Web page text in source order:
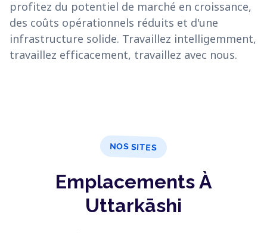
profitez du potentiel de marché en croissance,
des coûts opérationnels réduits et d'une
infrastructure solide. Travaillez intelligemment,
travaillez efficacement, travaillez avec nous.
NOS SITES
Emplacements À
Uttarkāshi